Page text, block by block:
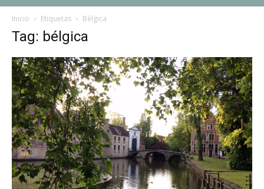
Inicio Etiquetas Bélgica
Tag: bélgica